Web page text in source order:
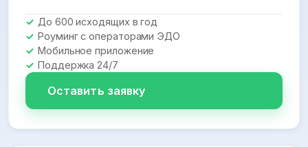
До 600 исходящих в год
Роуминг с операторами ЭДО
Мобильное приложение
Поддержка 24/7
Оставить заявку